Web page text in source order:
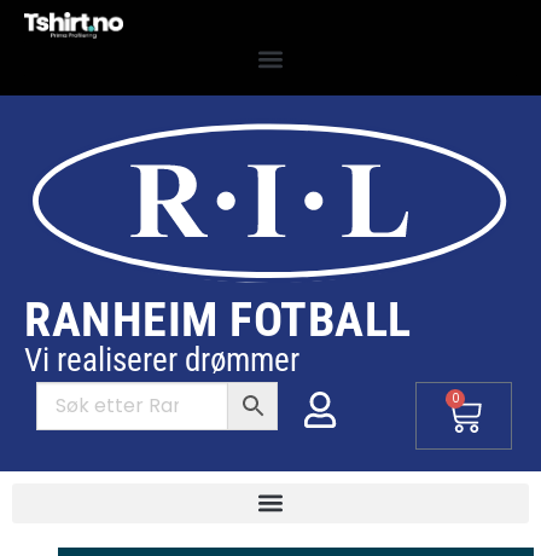
RANHEIM FOTBALL
Vi realiserer drømmer
0